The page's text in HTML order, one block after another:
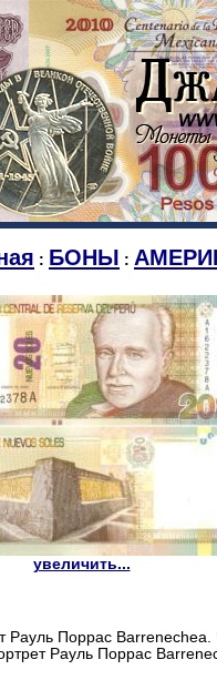
: БОНЫ :
увеличить...
Рауль Поррас
Рауль Поррас